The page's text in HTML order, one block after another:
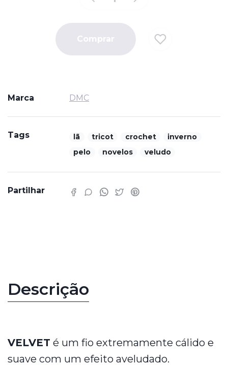
Comprar
Marca DMC
Tags lã tricot crochet
inverno
pelo
novelos veludo
Partilhar
Descrição
VELVET é um fio extremamente cálido e
suave com um efeito aveludado.